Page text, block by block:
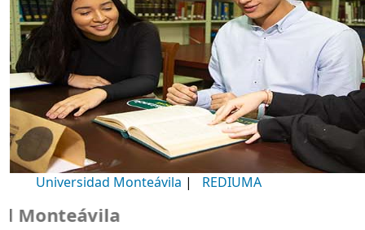
Universidad Monteávila | REDIUMA